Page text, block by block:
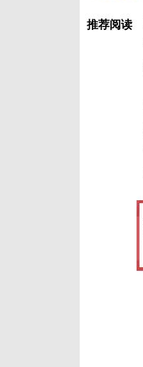
推荐阅读